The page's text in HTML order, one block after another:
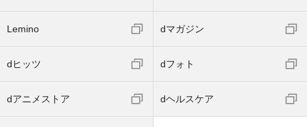
Lemino dマガジン
dヒッツ dフォト
dアニメストア dヘルスケア